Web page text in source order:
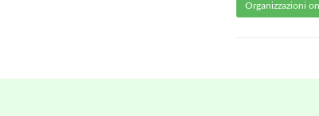
Organizzazioni